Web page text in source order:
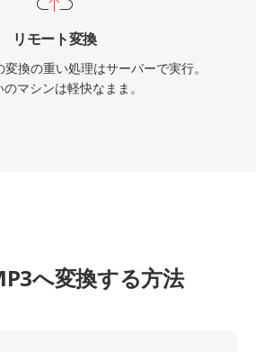
リモート変換
換の重い処理はサーバーで実行。
のマシンは軽快なまま。
へ変換する方法